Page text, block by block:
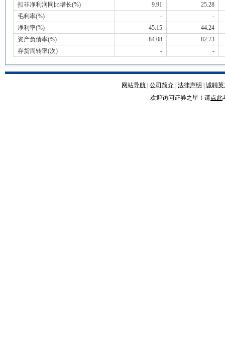
扣非净利润同比增长(%)
9.91
25.28
毛利率(%)
-
-
净利率(%)
45.15
44.24
资产负债率(%)
84.08
82.73
存货周转率(次)
- -
网站导航 公司简介 法律声明
诚聘
欢迎访问证券之星！请点此